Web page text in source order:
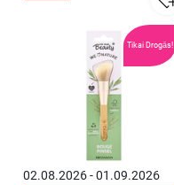
Tikai Drogās!
02.08.2026 - 01.09.2026